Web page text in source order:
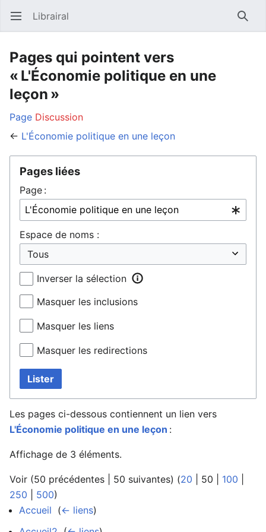
Ouvrir le menu principal Librairal
Pages qui pointent vers
« L'Économie politique en une
leçon »
Page Discussion
← L'Économie politique en une leçon
Pages liées
Page :
Espace de noms :
Inverser la sélection
Masquer les inclusions
Masquer les liens
Masquer les redirections
Lister
Les pages ci-dessous contiennent un lien vers
L'Économie politique en une leçon :
Affichage de 3 éléments.
Voir (50 précédentes 50 suivantes) (20 50 100
250
500)
Accueil (← liens)